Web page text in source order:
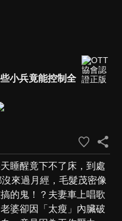
小兵竟能控制全
睡醒竟下不了床，到處
來過月經，毛髮茂密像
的鬼！？夫妻車上唱歌
婆卻因「太瘦」內臟破